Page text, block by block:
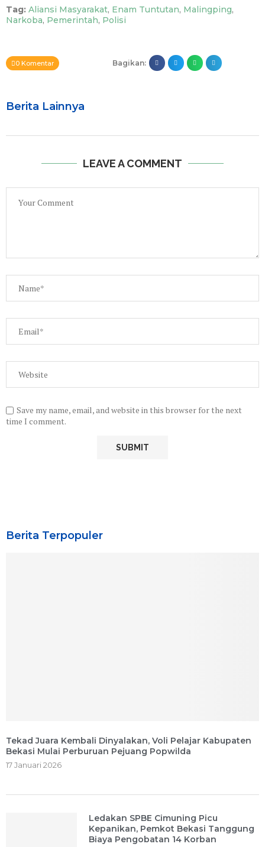
Tag: Aliansi Masyarakat, Enam Tuntutan, Malingping,
Narkoba, Pemerintah, Polisi
0 Komentar Bagikan:
Berita Lainnya
LEAVE A COMMENT
Save my name, email, and website in this browser for the next
time I comment.
Berita Terpopuler
Tekad Juara Kembali Dinyalakan, Voli Pelajar Kabupaten
Bekasi Mulai Perburuan Pejuang Popwilda
17 Januari 2026
Ledakan SPBE Cimuning Picu
Kepanikan, Pemkot Bekasi Tanggung
Biaya Pengobatan 14 Korban